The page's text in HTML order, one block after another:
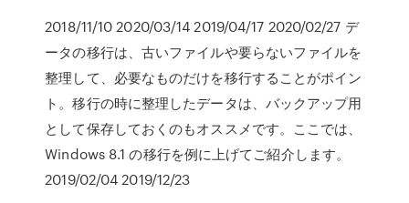
2018/11/10 2020/03/14 2019/04/17 2020/02/27 デ
ータの移行は、古いファイルや要らないファイルを
整理して、必要なものだけを移行することがポイン
ト。移行の時に整理したデータは、バックアップ用
として保存しておくのもオススメです。ここでは、
Windows 8.1 の移行を例に上げてご紹介します。
2019/02/04 2019/12/23